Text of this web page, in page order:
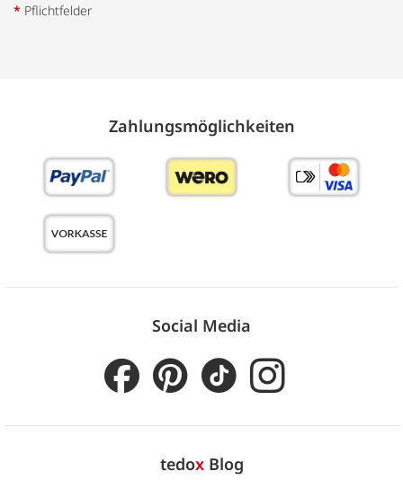
* Pflichtfelder
Zahlungs­möglich­keiten
Social Media
tedoxBlog